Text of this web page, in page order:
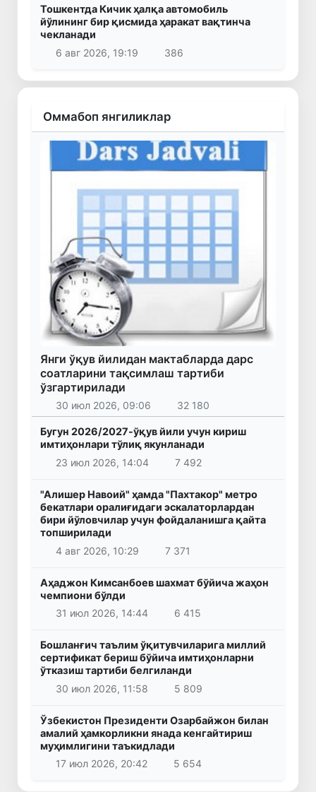
Тошкентда Кичик ҳалқа автомобиль
йўлининг бир қисмида ҳаракат вақтинча
чекланади
6 авг 2026, 19:19
386
Оммабоп янгиликлар
Янги ўқув йилидан мактабларда дарс
соатларини тақсимлаш тартиби
ўзгартирилади
30 июл 2026, 09:06 32 180
Бугун 2026/2027-ўқув йили учун кириш
имтиҳонлари тўлиқ якунланади
23 июл 2026, 14:04
7 492
"Алишер Навоий" ҳамда "Пахтакор" метро
бекатлари оралиғидаги эскалаторлардан
бири йўловчилар учун фойдаланишга қайта
топширилади
4 авг 2026, 10:29
7 371
Аҳаджон Кимсанбоев шахмат бўйича жаҳон
чемпиони бўлди
31 июл 2026, 14:44
6 415
Бошланғич таълим ўқитувчиларига миллий
сертификат бериш бўйича имтиҳонларни
ўтказиш тартиби белгиланди
30 июл 2026, 11:58
5 809
Ўзбекистон Президенти Озарбайжон билан
амалий ҳамкорликни янада кенгайтириш
муҳимлигини таъкидлади
17 июл 2026, 20:42
5 654